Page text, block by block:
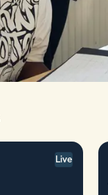
Live